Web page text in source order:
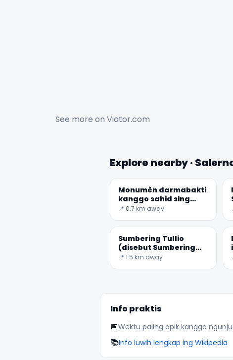
See more on Viator.com
Explore nearby ·
Monumèn darmabakti
kanggo sahid sing
dibangkitake saka
ngandika dening
salernitans uga
patung
📍 0.7 km away
Sumbering Tullio
(disebut Sumbering
Aesculapius)
📍 1.5 km away
Info praktis
📅Wektu paling apik kanggo
📚Info luwih lengkap ing Wikipedia